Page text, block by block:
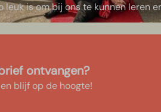
leuk is om bij ons te kunnen leren
ontvangen?
blijf op de hoogte!